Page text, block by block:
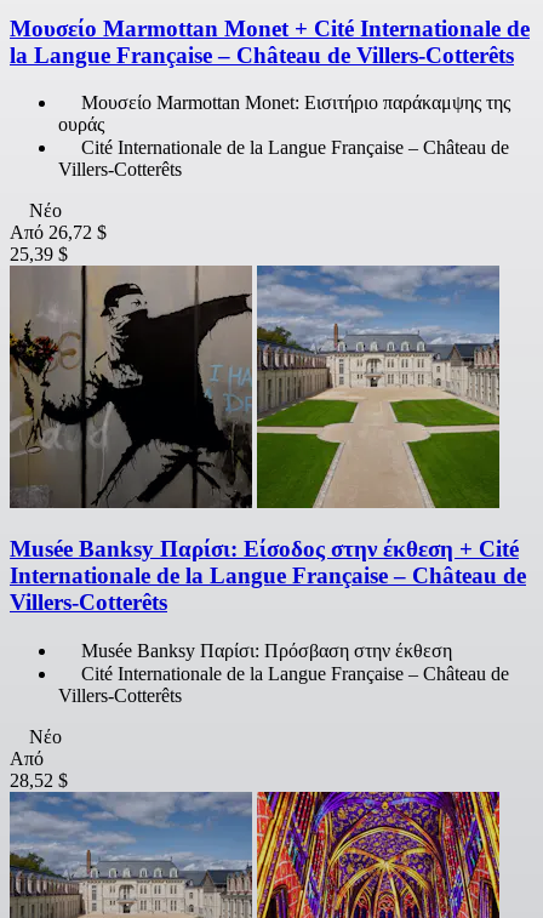
Μουσείο Marmottan Monet + Cité Internationale de
la Langue Française – Château de Villers-Cotterêts
Μουσείο Marmottan Monet: Εισιτήριο παράκαμψης της
ουράς
Cité Internationale de la Langue Française – Château de
Villers-Cotterêts
Νέο
Από 26,72 $
25,39 $
Musée Banksy Παρίσι: Είσοδος στην έκθεση + Cité
Internationale de la Langue Française – Château de
Villers-Cotterêts
Musée Banksy Παρίσι: Πρόσβαση στην έκθεση
Cité Internationale de la Langue Française – Château de
Villers-Cotterêts
Νέο
Από
28,52 $